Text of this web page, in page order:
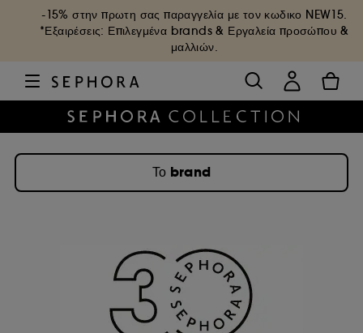
-15% στην πρωτη σας παραγγελία με τον κωδικο NEW15.
*Εξαιρέσεις: Επιλεγμένα brands & Εργαλεία προσώπου &
μαλλιών.
Το brand